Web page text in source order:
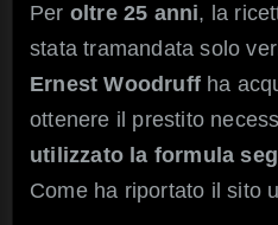
Per oltre 25 anni, la
stata tramandata solo
Ernest Woodruff ha
ottenere il prestito
utilizzato la formula
Come ha riportato il sito